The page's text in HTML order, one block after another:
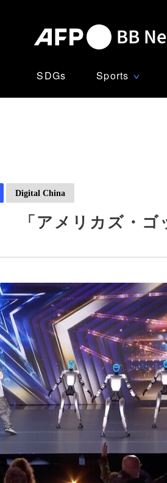
SDGs Sports ∨
Digital China
「アメリカズ・ゴ